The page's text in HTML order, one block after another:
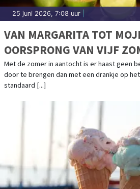
25 juni 2026, 7:08 uur
VAN MARGARITA TOT
OORSPRONG VAN VIJF
COCKTAILKLASSIEKERS
Met de zomer in aantocht is er haast geen
door te brengen dan met een drankje op
standaard [...]